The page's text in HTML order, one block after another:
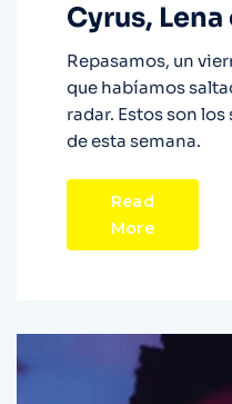
Cyrus, Lena
Repasamos, un
que habíamos
radar. Estos son
de esta semana.
Read
More